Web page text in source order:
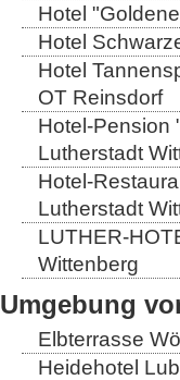
Hotel
Hotel
Hotel
OT Reinsdorf
Hotel-Pension
Lutherstadt
Hotel-
Lutherstadt
LUTHER-
Wittenberg
Umgebung
Elbterrasse
Heidehotel